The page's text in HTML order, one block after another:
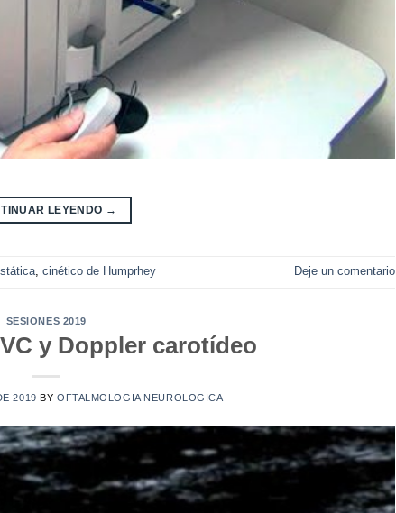
LEYENDO →
cinético de Humprhey Deje un comentario
SESIONES 2019
y Doppler carotídeo
2019 BY OFTALMOLOGIA NEUROLOGICA